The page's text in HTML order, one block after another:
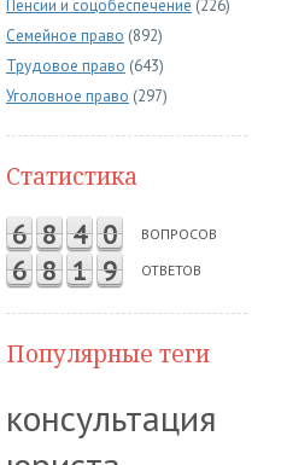
Пенсии и соцобеспечение (226)
Семейное право (892)
Трудовое право (643)
Уголовное право (297)
Статистика
6 8 4 0 ВОПРОСОВ
6 8 1 9 ОТВЕТОВ
Популярные теги
консультация